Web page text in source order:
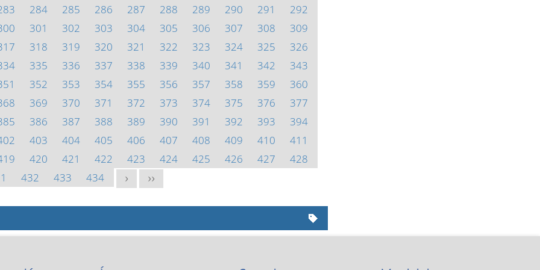
284 285 286 287 288 289 290 291
292
301 302 303 304 305 306 307 308
309
318 319 320 321 322 323 324 325
326
335 336 337 338 339 340 341 342
343
352 353 354 355 356 357 358 359
360
369 370 371 372 373 374 375 376
377
386 387 388 389 390 391 392 393
394
403 404 405 406 407 408 409 410
411
420 421 422 423 424 425 426 427
428
432 433 434 > >>